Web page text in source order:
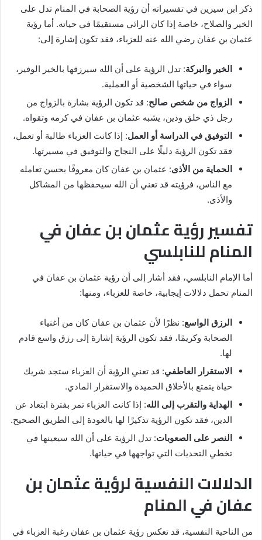
ذكر ابن سيرين في تفسيراته أن رؤية الصحابة في المنام تدل على
الخير والصلاح، خاصة إذا كان الرائي مستقيمًا في حياته. أما رؤية
عثمان بن عفان رضي الله عنه للعزباء، فقد تكون إشارة إلى:
الخير والبركة: تدل الرؤية على أن الله سيرزقها بالخير الوفير،
سواء في حياتها الشخصية أو العملية.
الزواج من شخص صالح: قد تكون الرؤية بشارة بالزواج من
رجل ذي خلق ودين، يشبه عثمان بن عفان في كرمه وتقواه.
التوفيق في الدراسة أو العمل: إذا كانت العزباء طالبة أو تعمل،
فقد تكون الرؤية دليلًا على النجاح والتوفيق في مسيرتها.
الحماية من الأذى: عثمان بن عفان كان معروفًا بحسن تعامله
مع الناس، فرؤيته قد تعني أن الله سيحفظها من المشاكل
والأذى.
تفسير رؤية عثمان بن عفان في
المنام للنابلسي
أما الإمام النابلسي، فقد أشار إلى أن رؤية عثمان بن عفان في
المنام تحمل دلالات إيجابية، خاصة للعزباء، ومنها:
الرزق الواسع: نظرًا لأن عثمان بن عفان كان من أغنياء
الصحابة وكريمًا، فقد تكون الرؤية إشارة إلى رزق واسع قادم
لها.
الاستقرار العاطفي: قد تعني الرؤية أن العزباء ستجد شريك
حياة يتمتع بالأخلاق الحميدة والاستقرار المادي.
الهداية والتقرب إلى الله: إذا كانت العزباء تمر بفترة ابتعاد عن
الدين، فقد تكون الرؤية تذكيرًا لها بالعودة إلى الطريق الصحيح.
النصر على الصعوبات: تدل الرؤية على أن الله سيعينها في
تخطي التحديات التي تواجهها في حياتها.
الدلالات النفسية لرؤية عثمان بن
عفان في المنام
من الناحية النفسية، قد تعكس رؤية عثمان بن عفان رغبة العزباء في